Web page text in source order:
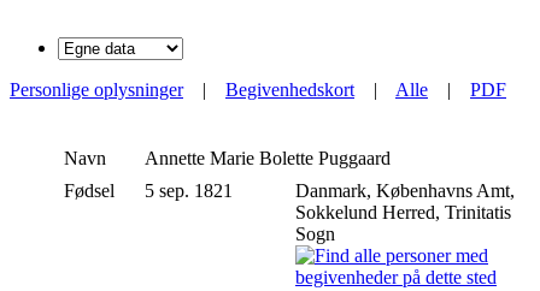
Personlige oplysninger| Begivenhedskort | Alle | PDF
Navn Annette Marie Bolette Puggaard
Fødsel
5 sep. 1821
Danmark, Københavns Amt,
Sokkelund Herred, Trinitatis
Sogn